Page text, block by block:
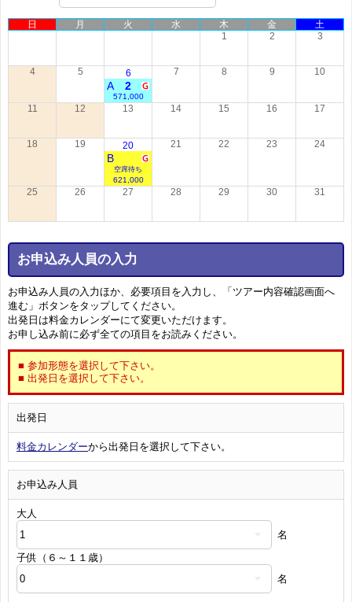
日 月 火 水 木 金
土
1
2 3
4 5 6
2
A
571,000
7 8 9 10
11 12 13 14 15 16 17
18 19 20
空席待ち
B
621,000
21 22 23 24
25 26 27 28 29 30 31
お申込み人員の入力
お申込み人員の入力ほか、必要項目を入力し、「ツアー内容確認画面へ
進む」ボタンをタップしてください。
出発日は料金カレンダーにて変更いただけます。
お申し込み前に必ず全ての項目をお読みください。
■ 参加形態を選択して下さい。
■ 出発日を選択して下さい。
出発日
料金カレンダーから出発日を選択して下さい。
お申込み人員
大人
名
子供（６～１１歳）
名